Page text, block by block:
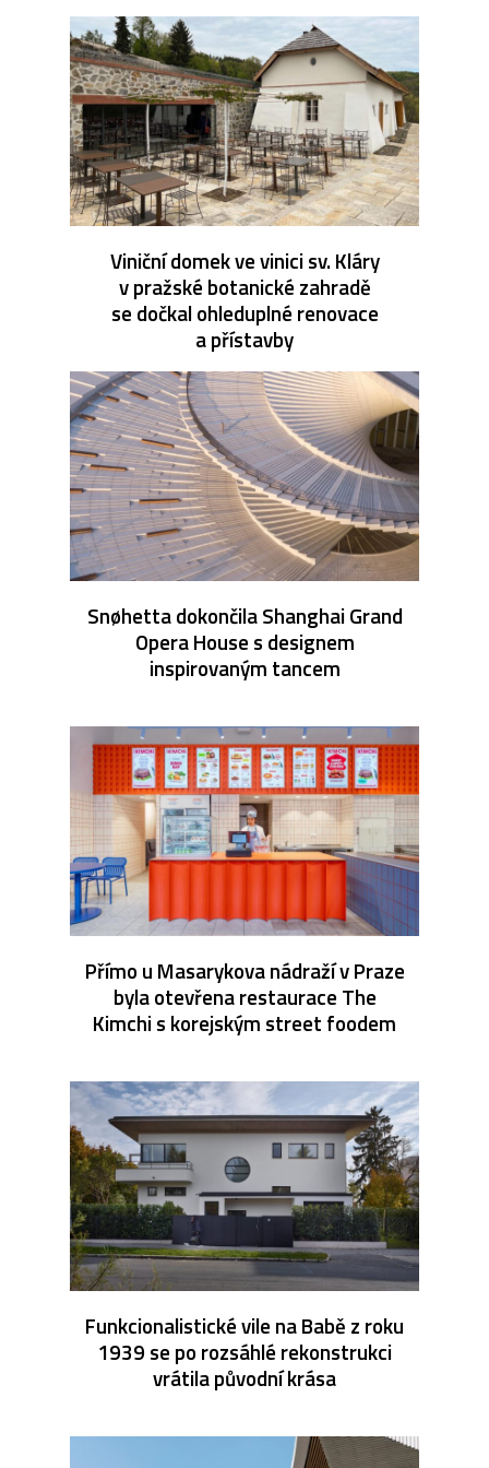
Viniční domek ve vinici sv. Kláry
v pražské botanické zahradě
se dočkal ohleduplné renovace
a přístavby
Snøhetta dokončila Shanghai Grand
Opera House s designem
inspirovaným tancem
Přímo u Masarykova nádraží v Praze
byla otevřena restaurace The
Kimchi s korejským street foodem
Funkcionalistické vile na Babě z roku
1939 se po rozsáhlé rekonstrukci
vrátila původní krása